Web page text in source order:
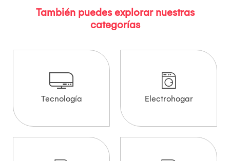
También puedes explorar nuestras
categorías
Tecnología Electrohogar